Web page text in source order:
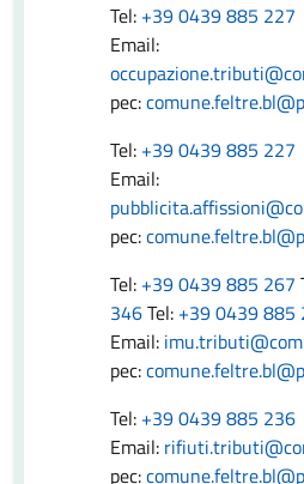
Tel: +39 0439 885 227
Email:
pec:
Tel: +39 0439 885 227
Email:
pec:
Tel: +39 0439 885 267
346Tel: +39 0439 885
Email:
pec:
Tel: +39 0439 885 236
Email:
pec: